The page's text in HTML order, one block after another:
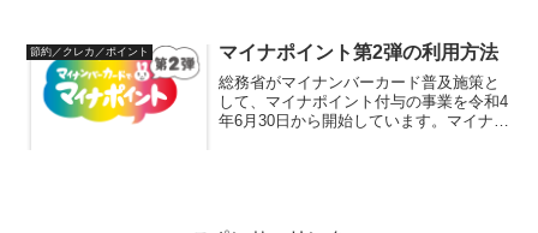
に対応しています。これにより、地方
税、国民保険料、電...
節約／クレカ／ポイント マイナポイント第2弾の利用方法
総務省がマイナンバーカード普及施策と
して、マイナポイント付与の事業を令和4
年6月30日から開始しています。マイナポ